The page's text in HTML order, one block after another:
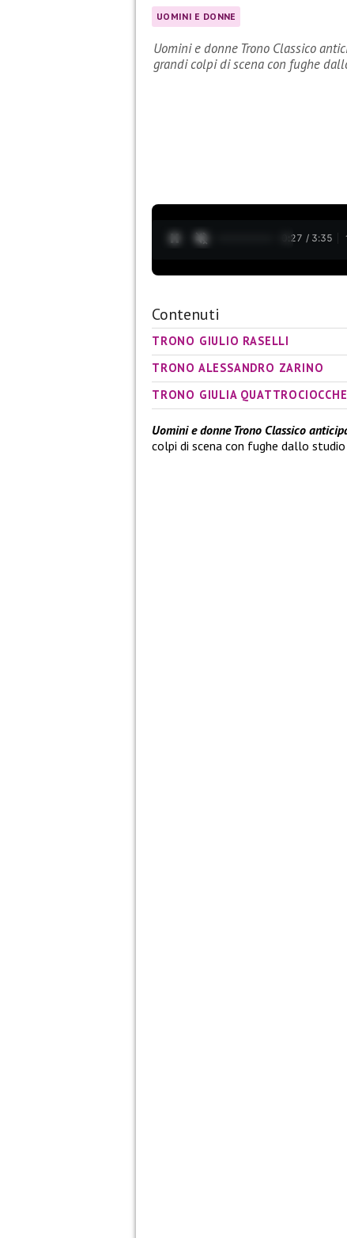
UOMINI E DONNE
Uomini e donne Trono Classico
grandi colpi di scena con fughe
0:28 / 3:35
Contenuti
TRONO GIULIO RASELLI
TRONO ALESSANDRO ZARINO
TRONO GIULIA QUATTROCIOCCHE
Uomini e donne Trono Classico
colpi di scena con fughe dallo studio